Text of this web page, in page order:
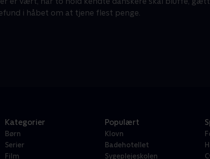
i håbet om at tjene flest penge.
Kategorier
Børn
Serier
Film
Populært
Klovn
Badehotellet
Sygeplejeskolen